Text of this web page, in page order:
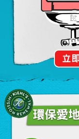
環保愛